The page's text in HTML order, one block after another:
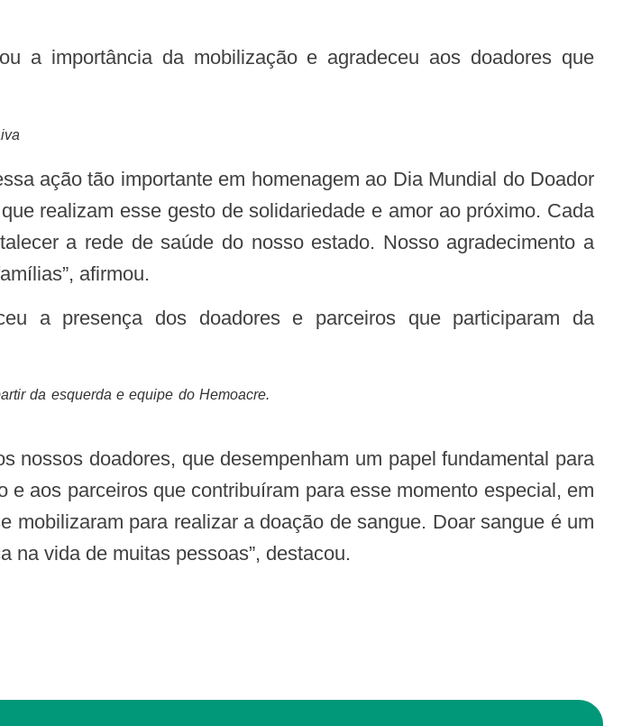
realizam esse gesto de solidariedade e amor ao próximo. Cada
a rede de saúde do nosso estado. Nosso agradecimento a
afirmou.
da esquerda e equipe do Hemoacre.
aos parceiros que contribuíram para esse momento especial, em
para realizar a doação de sangue. Doar sangue é um
na vida de muitas pessoas”, destacou.